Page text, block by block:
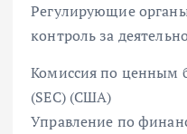
Регулирующие
контроль за
Комиссия по
(SEC) (США)
Управление по